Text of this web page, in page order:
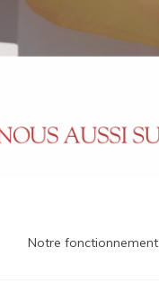
Notre fonctionnement